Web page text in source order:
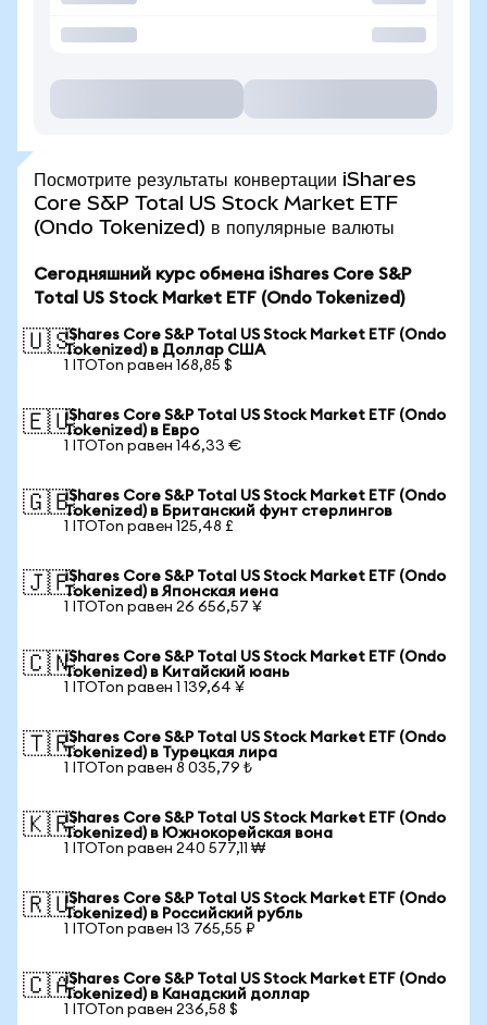
Посмотрите результаты конвертации iShares
Core S&P Total US Stock Market ETF
(Ondo Tokenized) в популярные валюты
Сегодняшний курс обмена iShares Core S&P
Total US Stock Market ETF (Ondo Tokenized)
🇺🇸iShares Core S&P Total US Stock Market ETF (Ondo
Tokenized) в Доллар США
1 ITOTon равен 168,85 $
🇪🇺iShares Core S&P Total US Stock Market ETF (Ondo
Tokenized) в Евро
1 ITOTon равен 146,33 €
🇬🇧iShares Core S&P Total US Stock Market ETF (Ondo
Tokenized) в Британский фунт стерлингов
1 ITOTon равен 125,48 £
🇯🇵iShares Core S&P Total US Stock Market ETF (Ondo
Tokenized) в Японская иена
1 ITOTon равен 26 656,57 ¥
🇨🇳iShares Core S&P Total US Stock Market ETF (Ondo
Tokenized) в Китайский юань
1 ITOTon равен 1 139,64 ¥
🇹🇷iShares Core S&P Total US Stock Market ETF (Ondo
Tokenized) в Турецкая лира
1 ITOTon равен 8 035,79 ₺
🇰🇷iShares Core S&P Total US Stock Market ETF (Ondo
Tokenized) в Южнокорейская вона
1 ITOTon равен 240 577,11 ₩
🇷🇺iShares Core S&P Total US Stock Market ETF (Ondo
Tokenized) в Российский рубль
1 ITOTon равен 13 765,55 ₽
🇨🇦iShares Core S&P Total US Stock Market ETF (Ondo
Tokenized) в Канадский доллар
1 ITOTon равен 236,58 $